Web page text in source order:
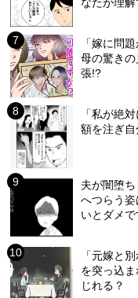
「嫁に問
母の驚き
張!?
「私が絶
額を注ぎ
夫が闇堕
へつらう
いとダメで
「元嫁と
を突っ込
じれる？